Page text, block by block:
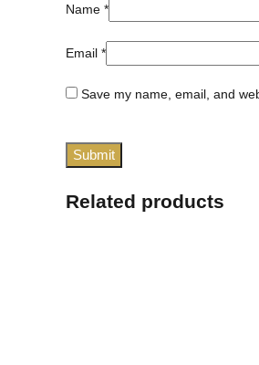
Name *
Email *
Save my name, email, and
Related products